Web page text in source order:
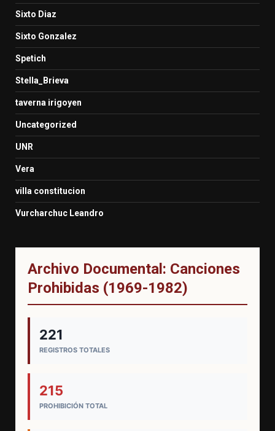
Sixto Diaz
Sixto Gonzalez
Spetich
Stella_Brieva
taverna irigoyen
Uncategorized
UNR
Vera
villa constitucion
Vurcharchuc Leandro
Archivo Documental: Canciones
Prohibidas (1969-1982)
221
REGISTROS TOTALES
215
PROHIBICIÓN TOTAL